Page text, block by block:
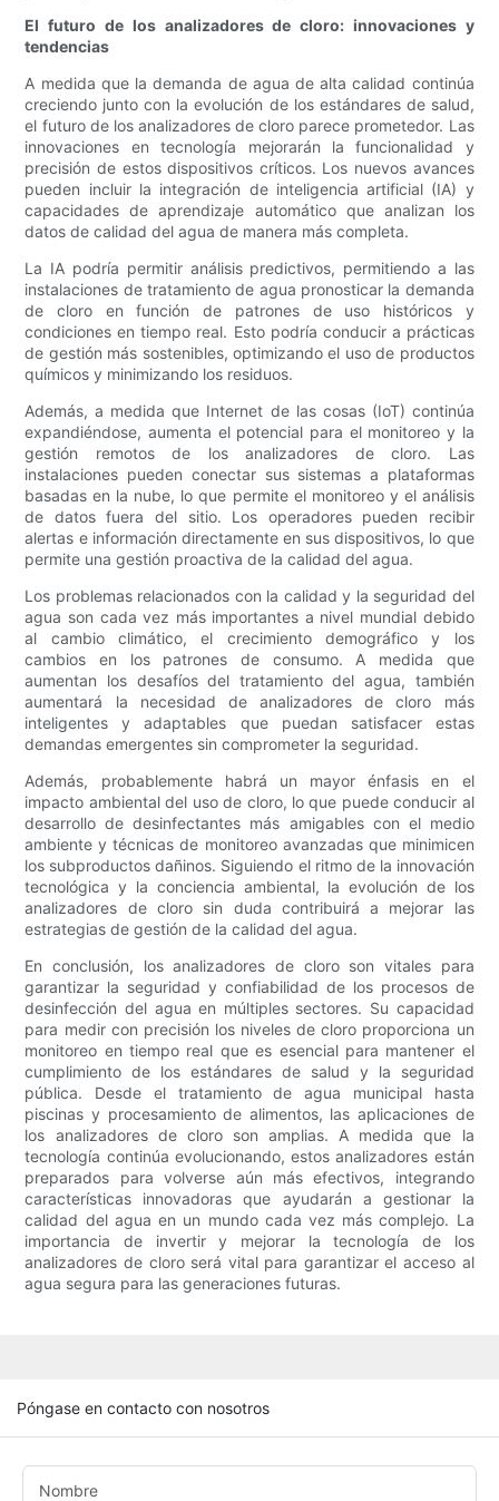
El futuro de los analizadores de cloro: innovaciones y
tendencias
A medida que la demanda de agua de alta calidad continúa
creciendo junto con la evolución de los estándares de salud,
el futuro de los analizadores de cloro parece prometedor. Las
innovaciones en tecnología mejorarán la funcionalidad y
precisión de estos dispositivos críticos. Los nuevos avances
pueden incluir la integración de inteligencia artificial (IA) y
capacidades de aprendizaje automático que analizan los
datos de calidad del agua de manera más completa.
La IA podría permitir análisis predictivos, permitiendo a las
instalaciones de tratamiento de agua pronosticar la demanda
de cloro en función de patrones de uso históricos y
condiciones en tiempo real. Esto podría conducir a prácticas
de gestión más sostenibles, optimizando el uso de productos
químicos y minimizando los residuos.
Además, a medida que Internet de las cosas (IoT) continúa
expandiéndose, aumenta el potencial para el monitoreo y la
gestión remotos de los analizadores de cloro. Las
instalaciones pueden conectar sus sistemas a plataformas
basadas en la nube, lo que permite el monitoreo y el análisis
de datos fuera del sitio. Los operadores pueden recibir
alertas e información directamente en sus dispositivos, lo que
permite una gestión proactiva de la calidad del agua.
Los problemas relacionados con la calidad y la seguridad del
agua son cada vez más importantes a nivel mundial debido
al cambio climático, el crecimiento demográfico y los
cambios en los patrones de consumo. A medida que
aumentan los desafíos del tratamiento del agua, también
aumentará la necesidad de analizadores de cloro más
inteligentes y adaptables que puedan satisfacer estas
demandas emergentes sin comprometer la seguridad.
Además, probablemente habrá un mayor énfasis en el
impacto ambiental del uso de cloro, lo que puede conducir al
desarrollo de desinfectantes más amigables con el medio
ambiente y técnicas de monitoreo avanzadas que minimicen
los subproductos dañinos. Siguiendo el ritmo de la innovación
tecnológica y la conciencia ambiental, la evolución de los
analizadores de cloro sin duda contribuirá a mejorar las
estrategias de gestión de la calidad del agua.
En conclusión, los analizadores de cloro son vitales para
garantizar la seguridad y confiabilidad de los procesos de
desinfección del agua en múltiples sectores. Su capacidad
para medir con precisión los niveles de cloro proporciona un
monitoreo en tiempo real que es esencial para mantener el
cumplimiento de los estándares de salud y la seguridad
pública. Desde el tratamiento de agua municipal hasta
piscinas y procesamiento de alimentos, las aplicaciones de
los analizadores de cloro son amplias. A medida que la
tecnología continúa evolucionando, estos analizadores están
preparados para volverse aún más efectivos, integrando
características innovadoras que ayudarán a gestionar la
calidad del agua en un mundo cada vez más complejo. La
importancia de invertir y mejorar la tecnología de los
analizadores de cloro será vital para garantizar el acceso al
agua segura para las generaciones futuras.
Póngase en contacto con nosotros
Nombre